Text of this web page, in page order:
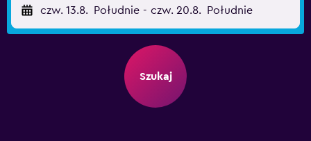
czw. 13.8. Południe - czw. 20.8. Południe
Szukaj